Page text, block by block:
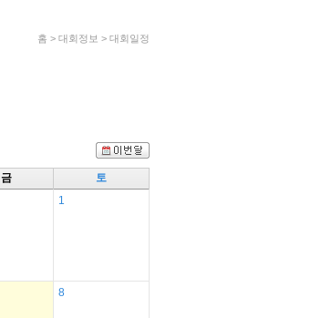
홈 > 대회정보 > 대회일정
금
토
1
8